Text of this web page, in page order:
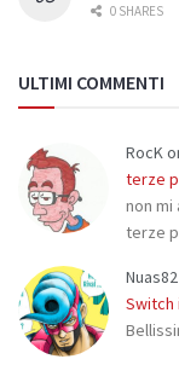
0 SHARES
ULTIMI COMMENTI
RocK
terze
non
terze
Nuas82
Switch